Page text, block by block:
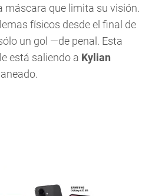
máscara que limita su visión.
físicos desde el final de
un gol —de penal. Esta
está saliendo a Kylian